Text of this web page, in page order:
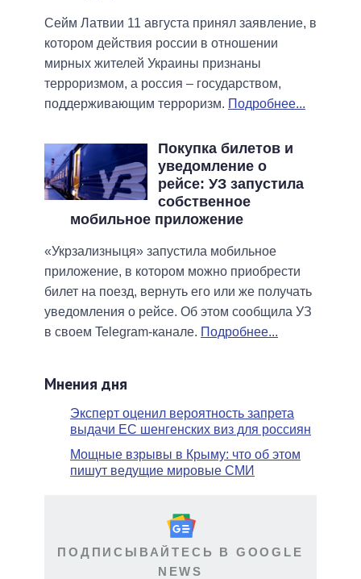
Сейм Латвии 11 августа принял заявление, в
котором действия россии в отношении
мирных жителей Украины признаны
терроризмом, а россия – государством,
поддерживающим терроризм. Подробнее...
Покупка билетов и
уведомление о
рейсе: УЗ запустила
собственное
мобильное приложение
«Укрзализныця» запустила мобильное
приложение, в котором можно приобрести
билет на поезд, вернуть его или же получать
уведомления о рейсе. Об этом сообщила УЗ
в своем Telegram-канале. Подробнее...
Мнения дня
Эксперт оценил вероятность запрета
выдачи ЕС шенгенских виз для россиян
Мощные взрывы в Крыму: что об этом
пишут ведущие мировые СМИ
ПОДПИСЫВАЙТЕСЬ В GOOGLE
NEWS